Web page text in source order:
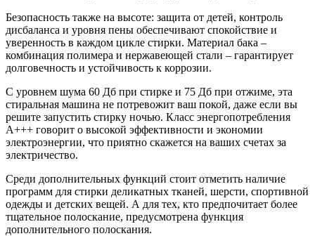
Безопасность также на высоте: защита от детей, контроль
дисбаланса и уровня пены обеспечивают спокойствие и
уверенность в каждом цикле стирки. Материал бака –
комбинация полимера и нержавеющей стали – гарантирует
долговечность и устойчивость к коррозии.
С уровнем шума 60 Дб при стирке и 75 Дб при отжиме, эта
стиральная машина не потревожит ваш покой, даже если вы
решите запустить стирку ночью. Класс энергопотребления
A+++ говорит о высокой эффективности и экономии
электроэнергии, что приятно скажется на ваших счетах за
электричество.
Среди дополнительных функций стоит отметить наличие
программ для стирки деликатных тканей, шерсти, спортивной
одежды и детских вещей. А для тех, кто предпочитает более
тщательное полоскание, предусмотрена функция
дополнительного полоскания.